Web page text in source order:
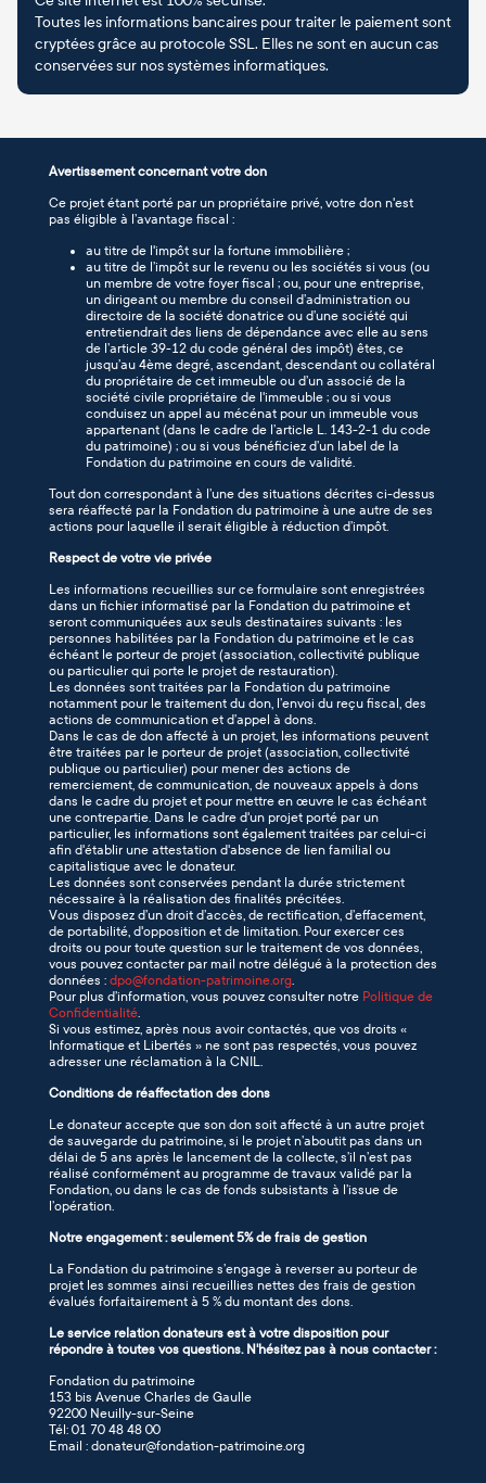
Toutes les informations bancaires pour traiter le paiement sont
cryptées grâce au protocole SSL. Elles ne sont en aucun cas
conservées sur nos systèmes informatiques.
Avertissement concernant votre don
Ce projet étant porté par un propriétaire privé, votre don n'est
pas éligible à l’avantage fiscal :
au titre de l'impôt sur la fortune immobilière ;
au titre de l’impôt sur le revenu ou les sociétés si vous (ou
un membre de votre foyer fiscal ; ou, pour une entreprise,
un dirigeant ou membre du conseil d’administration ou
directoire de la société donatrice ou d’une société qui
entretiendrait des liens de dépendance avec elle au sens
de l’article 39-12 du code général des impôt) êtes, ce
jusqu’au 4ème degré, ascendant, descendant ou collatéral
du propriétaire de cet immeuble ou d’un associé de la
société civile propriétaire de l'immeuble ; ou si vous
conduisez un appel au mécénat pour un immeuble vous
appartenant (dans le cadre de l’article L. 143-2-1 du code
du patrimoine) ; ou si vous bénéficiez d’un label de la
Fondation du patrimoine en cours de validité.
Tout don correspondant à l’une des situations décrites ci-dessus
sera réaffecté par la Fondation du patrimoine à une autre de ses
actions pour laquelle il serait éligible à réduction d’impôt.
Respect de votre vie privée
Les informations recueillies sur ce formulaire sont enregistrées
dans un fichier informatisé par la Fondation du patrimoine et
seront communiquées aux seuls destinataires suivants : les
personnes habilitées par la Fondation du patrimoine et le cas
échéant le porteur de projet (association, collectivité publique
ou particulier qui porte le projet de restauration).
Les données sont traitées par la Fondation du patrimoine
notamment pour le traitement du don, l’envoi du reçu fiscal, des
actions de communication et d’appel à dons.
Dans le cas de don affecté à un projet, les informations peuvent
être traitées par le porteur de projet (association, collectivité
publique ou particulier) pour mener des actions de
remerciement, de communication, de nouveaux appels à dons
dans le cadre du projet et pour mettre en œuvre le cas échéant
une contrepartie. Dans le cadre d'un projet porté par un
particulier, les informations sont également traitées par celui-ci
afin d'établir une attestation d'absence de lien familial ou
capitalistique avec le donateur.
Les données sont conservées pendant la durée strictement
nécessaire à la réalisation des finalités précitées.
Vous disposez d’un droit d’accès, de rectification, d’effacement,
de portabilité, d'opposition et de limitation. Pour exercer ces
droits ou pour toute question sur le traitement de vos données,
vous pouvez contacter par mail notre délégué à la protection des
données : dpo@fondation-patrimoine.org.
Pour plus d’information, vous pouvez consulter notre Politique de
Confidentialité.
Si vous estimez, après nous avoir contactés, que vos droits «
Informatique et Libertés » ne sont pas respectés, vous pouvez
adresser une réclamation à la CNIL.
Conditions de réaffectation des dons
Le donateur accepte que son don soit affecté à un autre projet
de sauvegarde du patrimoine, si le projet n’aboutit pas dans un
délai de 5 ans après le lancement de la collecte, s’il n’est pas
réalisé conformément au programme de travaux validé par la
Fondation, ou dans le cas de fonds subsistants à l’issue de
l’opération.
Notre engagement : seulement 5% de frais de gestion
La Fondation du patrimoine s’engage à reverser au porteur de
projet les sommes ainsi recueillies nettes des frais de gestion
évalués forfaitairement à 5 % du montant des dons.
Le service relation donateurs est à votre disposition pour
répondre à toutes vos questions. N'hésitez pas à nous contacter :
Fondation du patrimoine
153 bis Avenue Charles de Gaulle
92200 Neuilly-sur-Seine
Tél: 01 70 48 48 00
Email : donateur@fondation-patrimoine.org